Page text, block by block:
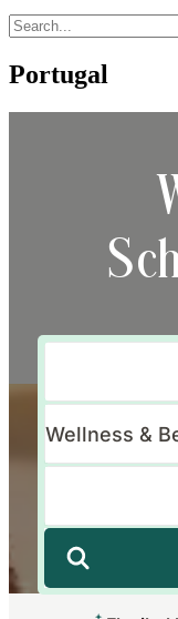
Portugal